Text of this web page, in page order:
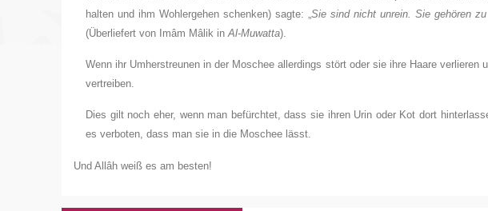
halten und ihm Wohlergehen schenken) sagte: „Sie sind nicht unrein. Sie gehören
(Überliefert von Imâm Mâlik inAl-Muwatta).
Wenn ihr Umherstreunen in der Moschee allerdings stört oder sie ihre Haare
vertreiben.
Dies gilt noch eher, wenn man befürchtet, dass sie ihren Urin oder Kot dort
es verboten, dass man sie in die Moschee lässt.
Und Allâh weiß es am besten!